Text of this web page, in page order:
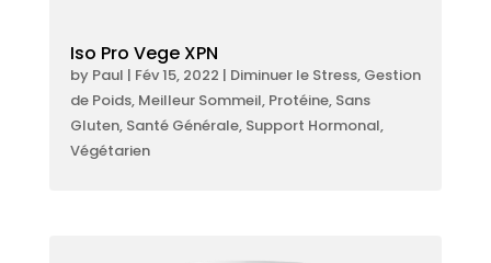
Iso Pro Vege XPN
by Paul | Fév 15, 2022 | Diminuer le Stress, Gestion
de Poids, Meilleur Sommeil, Protéine, Sans
Gluten, Santé Générale, Support Hormonal,
Végétarien